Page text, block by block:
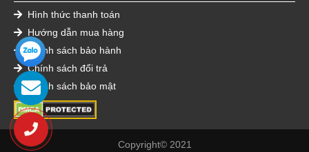
Hình thức thanh toán
Hướng dẫn mua hàng
Chính sách bảo hành
Chính sách đổi trả
Chính sách bảo mật
Copyright© 2021